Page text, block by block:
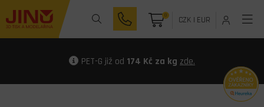
0 CZK| EUR
PET-G již od 174 Kč za kg zde.